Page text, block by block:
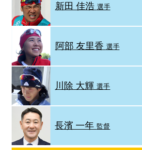
新田 佳浩 選手
阿部 友里香 選手
川除 大輝選手
長濱 一年 監督